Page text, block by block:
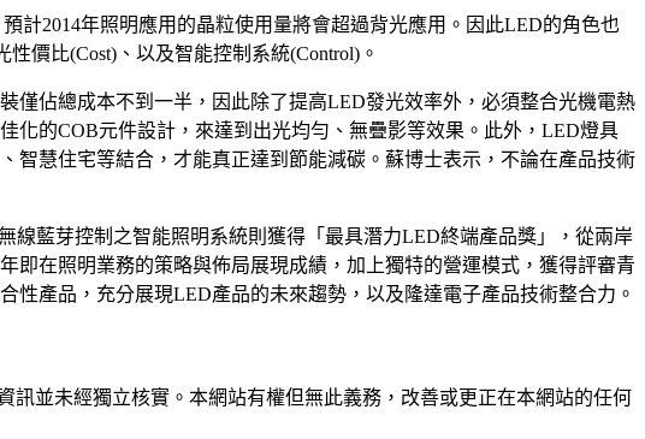
計2014年照明應用的晶粒使用量將會超過背光應用。因此LED的角色也
價比(Cost)、以及智能控制系統(Control)。
僅佔總成本不到一半，因此除了提高LED發光效率外，必須整合光機電熱
化的COB元件設計，來達到出光均勻、無疊影等效果。此外，LED燈具
智慧住宅等結合，才能真正達到節能減碳。蘇博士表示，不論在產品技術
線藍芽控制之智能照明系統則獲得「最具潛力LED終端產品獎」，從兩岸
即在照明業務的策略與佈局展現成績，加上獨特的營運模式，獲得評審青
產品，充分展現LED產品的未來趨勢，以及隆達電子產品技術整合力。
訊並未經獨立核實。本網站有權但無此義務，改善或更正在本網站的任何